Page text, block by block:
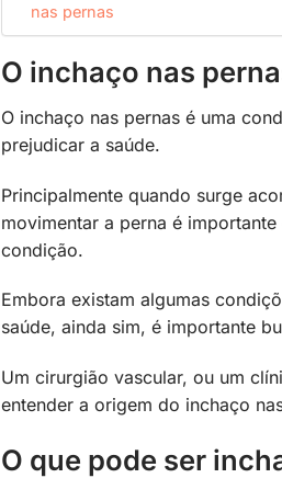
nas pernas
O inchaço nas
O inchaço nas pernas é uma
prejudicar a saúde.
Principalmente quando surge
movimentar a perna é
condição.
Embora existam algumas
saúde, ainda sim, é importante
Um cirurgião vascular, ou um
entender a origem do inchaço
O que pode ser